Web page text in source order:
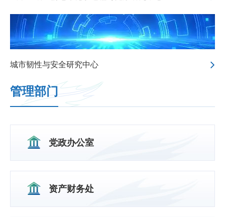
城市韧性与安全研究中心
管理部门
党政办公室
资产财务处